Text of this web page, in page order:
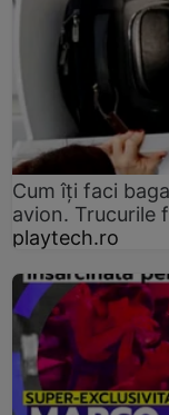
Cum îți faci
avion. Trucurile
playtech.ro